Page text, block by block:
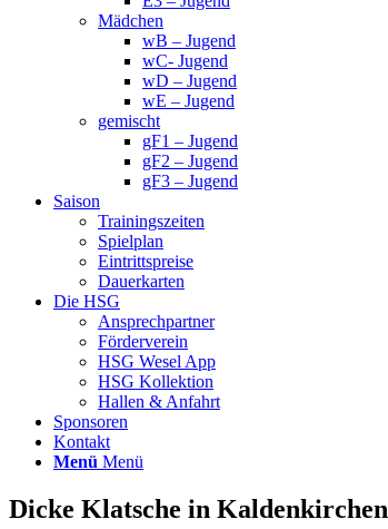
Mädchen
wB – Jugend
wC- Jugend
wD – Jugend
wE – Jugend
gemischt
gF1 – Jugend
gF2 – Jugend
gF3 – Jugend
Saison
Trainingszeiten
Spielplan
Eintrittspreise
Dauerkarten
Die HSG
Ansprechpartner
Förderverein
HSG Wesel App
HSG Kollektion
Hallen & Anfahrt
Sponsoren
Kontakt
Menü Menü
Dicke Klatsche in Kaldenkirchen